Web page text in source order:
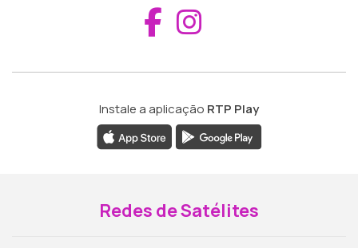
Aceder ao
Instale a aplicação RTP Play
Redes de Satélites